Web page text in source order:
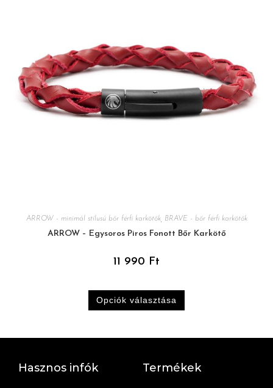
ARROW - minimál stílusú bőr férfi karkötők, BRAVE - bőr férfi karkötők
ARROW – Egysoros Piros Fonott Bőr Karkötő
11 990 Ft
Opciók választása
Hasznos infók Termékek